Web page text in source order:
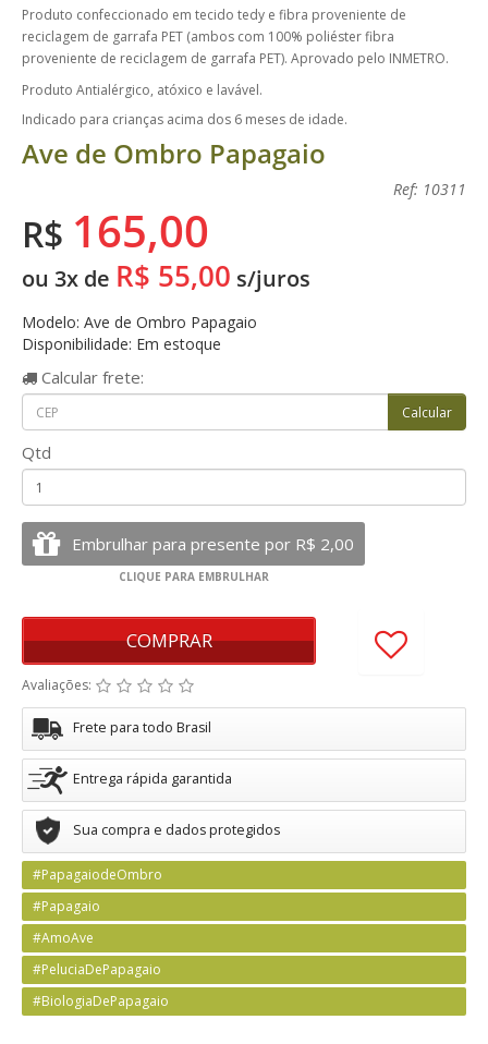
Produto confeccionado em tecido tedy e fibra proveniente de
reciclagem de garrafa PET (ambos com 100% poliéster fibra
proveniente de reciclagem de garrafa PET). Aprovado pelo INMETRO.
Produto Antialérgico, atóxico e lavável.
Indicado para crianças acima dos 6 meses de idade.
Ave de Ombro Papagaio
Ref: 10311
R$ 165,00
ou 3x de R$ 55,00 s/juros
Modelo: Ave de Ombro Papagaio
Disponibilidade: Em estoque
Calcular frete:
Qtd
COMPRAR
Avaliações:
Frete para todo Brasil
Entrega rápida garantida
Sua compra e dados protegidos
#PapagaiodeOmbro
#Papagaio
#AmoAve
#PeluciaDePapagaio
#BiologiaDePapagaio